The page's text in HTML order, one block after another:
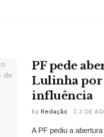
PF pede
Lulinha por
influência
by Redação 3 DE
A PF pediu a